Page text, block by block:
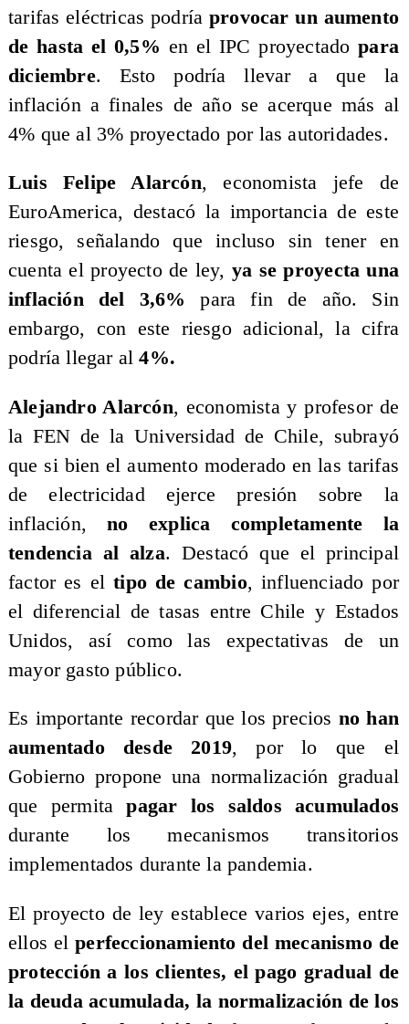
tarifas eléctricas podríaprovocar un aumento
de hasta el 0,5% en el IPC proyectadopara
diciembre. Esto podría llevar a que la
inflación a finales de año se acerque más al
4% que al 3% proyectado por las autoridades.
​Luis Felipe Alarcón, economista jefe de
EuroAmerica, destacó la importancia de este
riesgo, señalando que incluso sin tener en
cuenta el proyecto de ley,ya se proyecta una
inflación del 3,6%para fin de año. Sin
embargo, con este riesgo adicional, la cifra
podría llegar al4%.
​Alejandro Alarcón, economista y profesor de
la FEN de la Universidad de Chile, subrayó
que si bien el aumento moderado en las tarifas
de electricidad ejerce presión sobre la
inflación,no explica completamente la
tendencia al alza. Destacó que el principal
factor es el tipo de cambio, influenciado por
el diferencial de tasas entre Chile y Estados
Unidos, así como las expectativas de un
mayor gasto público.
​Es importante recordar que los precios no han
aumentado desde 2019, por lo que el
Gobierno propone una normalización gradual
que permitapagar los saldos acumulados
durante los mecanismos transitorios
implementados durante la pandemia.
​El proyecto de ley establece varios ejes, entre
ellos elperfeccionamiento del mecanismo de
protección a los clientes, el pago gradual de
la deuda acumulada, la normalización de los